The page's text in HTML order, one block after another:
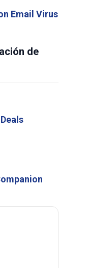
Email Virus
de